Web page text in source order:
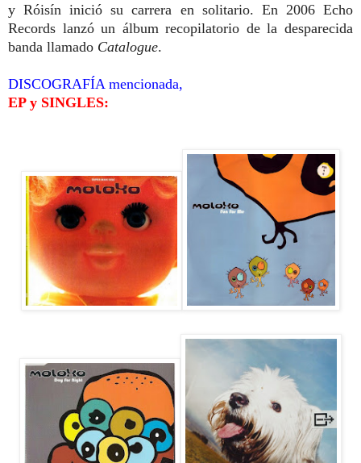
y Róisín inició su carrera en solitario. En 2006 Echo
Records lanzó un álbum recopilatorio de la desparecida
banda llamado Catalogue.
DISCOGRAFÍA mencionada,
EP y SINGLES: